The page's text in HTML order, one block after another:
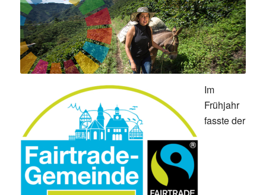
Im
Frühjahr
fasste der